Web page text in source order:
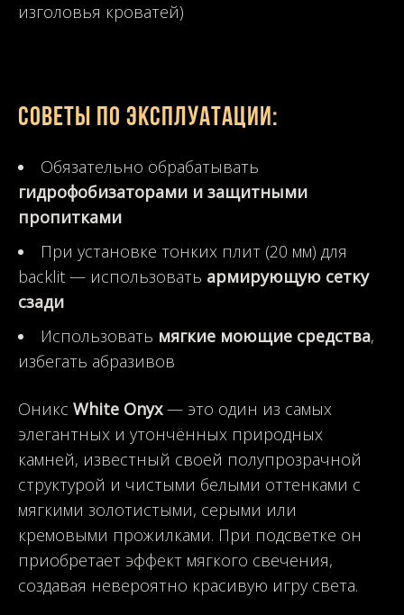
изголовья кроватей)
Советы по эксплуатации:
Обязательно обрабатывать
гидрофобизаторами и защитными
пропитками
При установке тонких плит (20 мм) для
backlit — использовать армирующую сетку
сзади
Использовать мягкие моющие средства,
избегать абразивов
Оникс White Onyx— это один из самых
элегантных и утончённых природных
камней, известный своей полупрозрачной
структурой и чистыми белыми оттенками с
мягкими золотистыми, серыми или
кремовыми прожилками. При подсветке он
приобретает эффект мягкого свечения,
создавая невероятно красивую игру света.